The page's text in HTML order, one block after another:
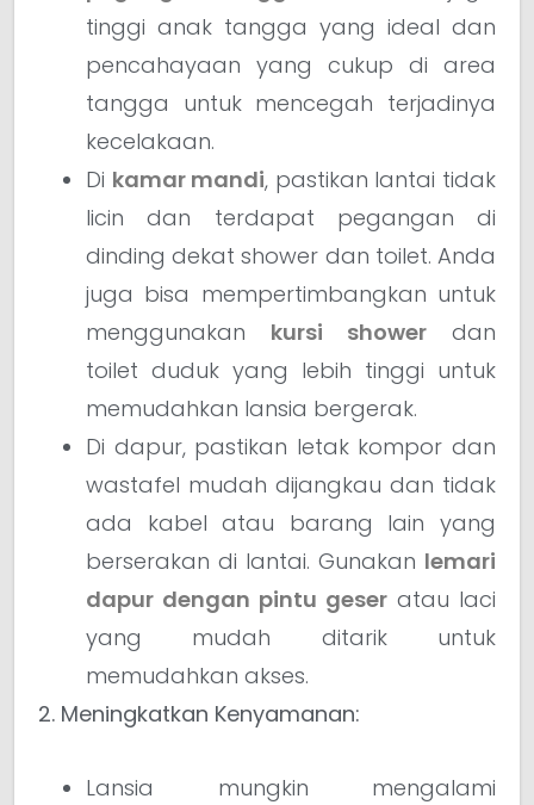
tinggi anak tangga yang ideal dan
pencahayaan yang cukup di area
tangga untuk mencegah terjadinya
kecelakaan.
Di kamar mandi, pastikan lantai tidak
licin dan terdapat pegangan di
dinding dekat shower dan toilet. Anda
juga bisa mempertimbangkan untuk
menggunakan kursi shower dan
toilet duduk yang lebih tinggi untuk
memudahkan lansia bergerak.
Di dapur, pastikan letak kompor dan
wastafel mudah dijangkau dan tidak
ada kabel atau barang lain yang
berserakan di lantai. Gunakan lemari
dapur dengan pintu geser atau laci
yang mudah ditarik untuk
memudahkan akses.
2. Meningkatkan Kenyamanan:
Lansia mungkin mengalami